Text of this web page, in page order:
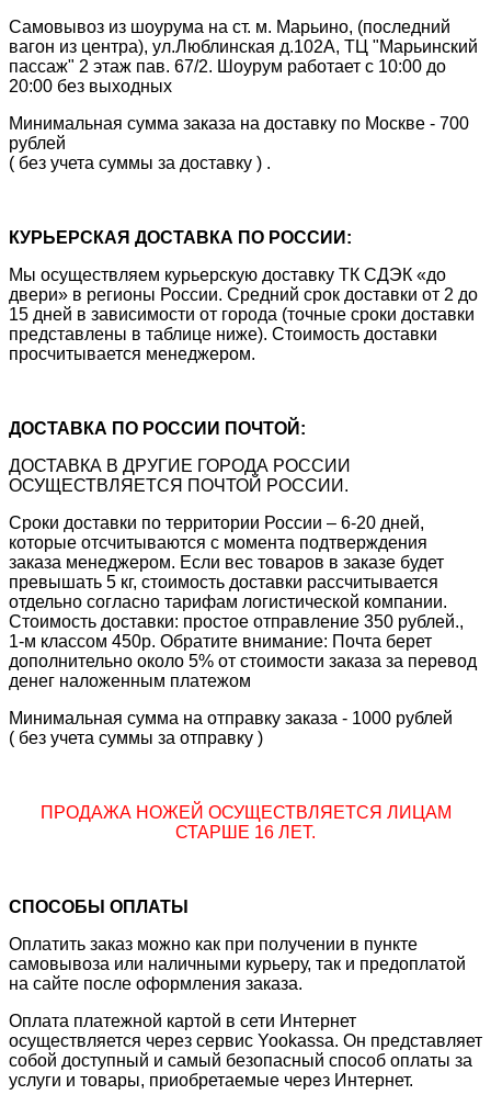
Самовывоз из шоурума на ст. м. Марьино, (последний
вагон из центра), ул.Люблинская д.102А, ТЦ "Марьинский
пассаж" 2 этаж пав. 67/2. Шоурум работает с 10:00 до
20:00 без выходных
Минимальная сумма заказа на доставку по Москве - 700
рублей
( без учета суммы за доставку ) .
КУРЬЕРСКАЯ ДОСТАВКА ПО РОССИИ:
Мы осуществляем курьерскую доставку ТК СДЭК «до
двери» в регионы России. Средний срок доставки от 2 до
15 дней в зависимости от города (точные сроки доставки
представлены в таблице ниже). Стоимость доставки
просчитывается менеджером.
ДОСТАВКА ПО РОССИИ ПОЧТОЙ:
ДОСТАВКА В ДРУГИЕ ГОРОДА РОССИИ
ОСУЩЕСТВЛЯЕТСЯ ПОЧТОЙ РОССИИ.
Сроки доставки по территории России – 6-20 дней,
которые отсчитываются с момента подтверждения
заказа менеджером. Если вес товаров в заказе будет
превышать 5 кг, стоимость доставки рассчитывается
отдельно согласно тарифам логистической компании.
Стоимость доставки: простое отправление 350 рублей.,
1-м классом 450р. Обратите внимание: Почта берет
дополнительно около 5% от стоимости заказа за перевод
денег наложенным платежом
Минимальная сумма на отправку заказа - 1000 рублей
( без учета суммы за отправку )
ПРОДАЖА НОЖЕЙ ОСУЩЕСТВЛЯЕТСЯ ЛИЦАМ
СТАРШЕ 16 ЛЕТ.
СПОСОБЫ ОПЛАТЫ
Оплатить заказ можно как при получении в пункте
самовывоза или наличными курьеру, так и предоплатой
на сайте после оформления заказа.
Оплата платежной картой в сети Интернет
осуществляется через сервис Yookassa. Он представляет
собой доступный и самый безопасный способ оплаты за
услуги и товары, приобретаемые через Интернет.